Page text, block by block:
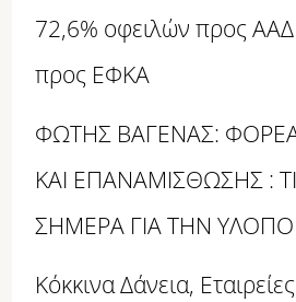
72,6% οφειλών προς
προς ΕΦΚΑ
ΦΩΤΗΣ ΒΑΓΕΝΑΣ:
ΚΑΙ ΕΠΑΝΑΜΙΣΘΩΣΗΣ :
ΣΗΜΕΡΑ ΓΙΑ ΤΗΝ
Κόκκινα Δάνεια,